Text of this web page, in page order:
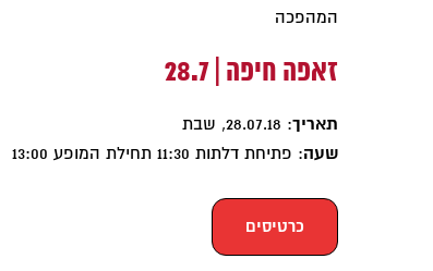
המהפכה
זאפה חיפה | 28.7
תאריך: 28.07.18, שבת
שעה: פתיחת דלתות 11:30 תחילת המופע 13:00
כרטיסים